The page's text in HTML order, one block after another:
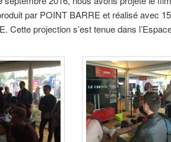
par POINT BARRE et réalisé avec
Cette projection s’est tenue dans